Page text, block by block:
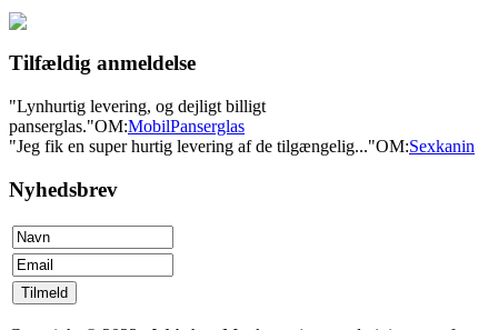
Tilfældig anmeldelse
"Lynhurtig levering, og dejligt billigt
panserglas."OM:MobilPanserglas
"Jeg fik en super hurtig levering af de tilgængelig..."OM:Sexkanin
Nyhedsbrev